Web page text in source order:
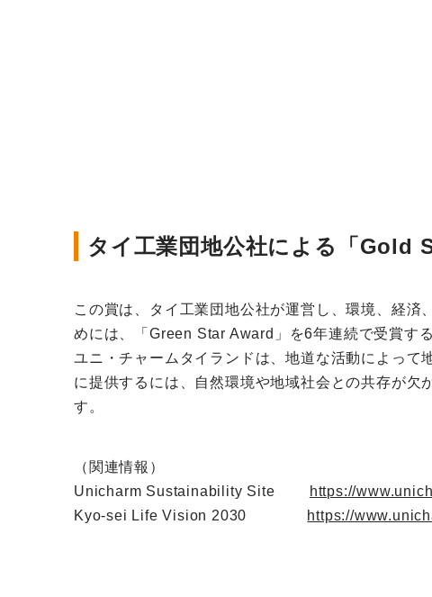
タイ工業団地公社による「Gold
この賞は、タイ工業団地公社が運営し、環境、経
めには、「Green Star Award」を6年連続で受賞す
ユニ・チャームタイランドは、地道な活動によって
に提供するには、自然環境や地域社会との共存が
す。
（関連情報）
Unicharm Sustainability Site
https://
Kyo-sei Life Vision 2030 https://